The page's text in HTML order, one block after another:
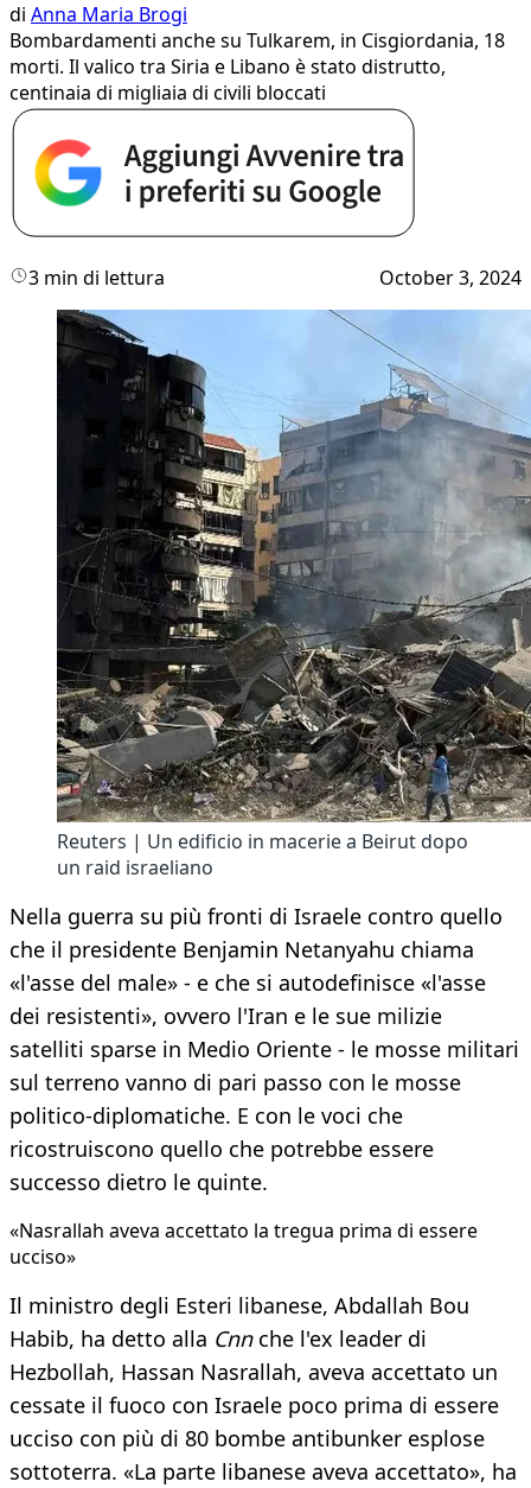
di Anna Maria Brogi
Bombardamenti anche su Tulkarem, in Cisgiordania, 18
morti. Il valico tra Siria e Libano è stato distrutto,
centinaia di migliaia di civili bloccati
3 min di lettura October 3, 2024
Reuters | Un edificio in macerie a Beirut dopo
un raid israeliano
Nella guerra su più fronti di Israele contro quello
che il presidente Benjamin Netanyahu chiama
«l'asse del male» - e che si autodefinisce «l'asse
dei resistenti», ovvero l'Iran e le sue milizie
satelliti sparse in Medio Oriente - le mosse militari
sul terreno vanno di pari passo con le mosse
politico-diplomatiche. E con le voci che
ricostruiscono quello che potrebbe essere
successo dietro le quinte.
«Nasrallah aveva accettato la tregua prima di essere
ucciso»
Il ministro degli Esteri libanese, Abdallah Bou
Habib, ha detto alla Cnnche l'ex leader di
Hezbollah, Hassan Nasrallah, aveva accettato un
cessate il fuoco con Israele poco prima di essere
ucciso con più di 80 bombe antibunker esplose
sottoterra. «La parte libanese aveva accettato», ha